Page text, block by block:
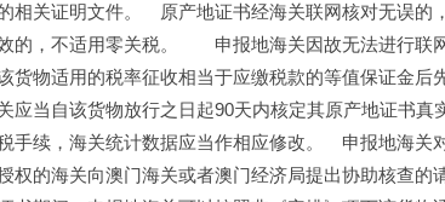
相关证明文件。　原产地证书经海关联网核对无误
的，不适用零关税。　　申报地海关因故无法进行联
货物适用的税率征收相当于应缴税款的等值保证金后
应当自该货物放行之日起90天内核定其原产地证书
手续，海关统计数据应当作相应修改。　申报地海关
权的海关向澳门海关或者澳门经济局提出协助核查的